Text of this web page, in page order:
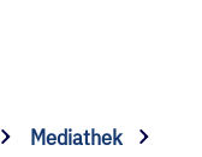
Mediathek